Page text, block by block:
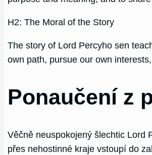
H2: The Moral of the Story
The story of Lord Percyho sen
own path, pursue our own
Ponaučení z
Věčně neuspokojený šlechtic Lord
přes nehostinné kraje vstoupí do